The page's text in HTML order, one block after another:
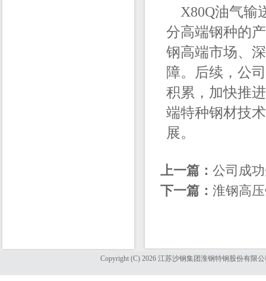
X80Q油气输
分高端钢种的
钢高端市场、
障。后续，公
积累，加快推
端特种钢材技
展。
上一篇： 公司成
下一篇： 淮钢高
Copyright (C) 2026 江苏沙钢集团淮钢特钢股份有限